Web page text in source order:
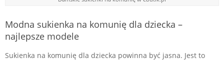
Modna sukienka na komunię dla dziecka –
najlepsze modele
Sukienka na komunię dla dziecka powinna być jasna. Jest to